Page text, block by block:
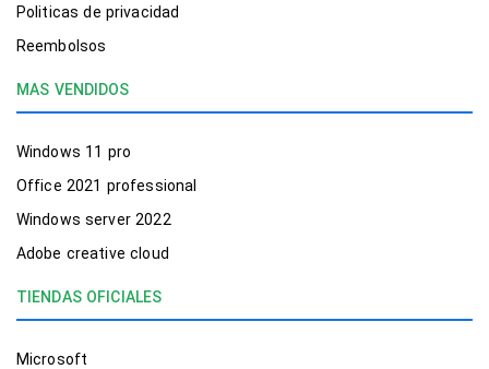
Politicas de privacidad
Reembolsos
MAS VENDIDOS
Windows 11 pro
Office 2021 professional
Windows server 2022
Adobe creative cloud
TIENDAS OFICIALES
Microsoft